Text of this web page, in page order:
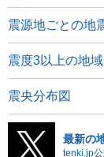
震源地ごとの地
震度3以上の地
震央分布図
最新の
tenki.jp公